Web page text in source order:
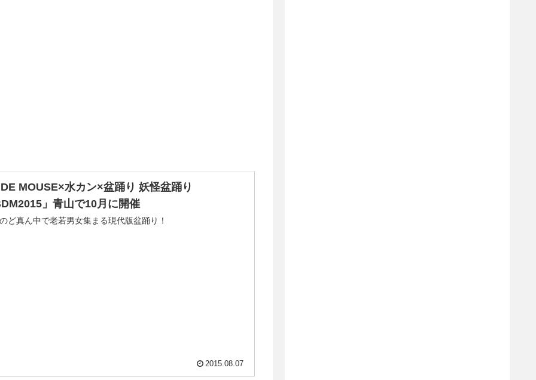
MOUSE×水カン×盆踊り 妖怪盆踊り
」青山で10月に開催
ど真ん中で老若男女集まる現代版盆踊り！
2015.08.07